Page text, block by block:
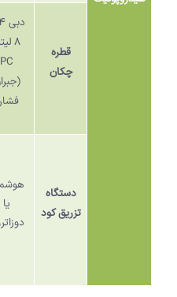
قطره
چکان
دبی ۴
۸
PC
دستگاه
تزریق کود
یا